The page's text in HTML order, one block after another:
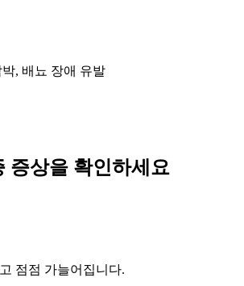
박, 배뇨 장애 유발
증상을 확인하세요
점점 가늘어집니다.